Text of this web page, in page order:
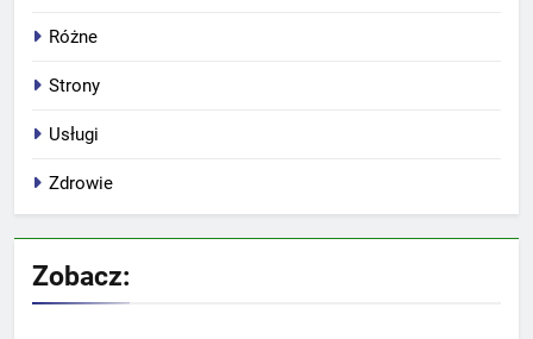
Różne
Strony
Usługi
Zdrowie
Zobacz: